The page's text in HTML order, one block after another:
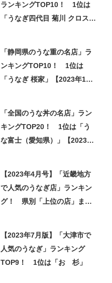
ランキングTOP10！ 1位は
「うなぎ四代目 菊川 クロスゲ
「静岡県のうな重の名店」ラ
ンキングTOP10！ 1位は
「うなぎ 桜家」【2023年10
「全国のうな丼の名店」ラン
キングTOP20！ 1位は「う
な富士（愛知県）」【2023年
【2023年4月号】「近畿地方
で人気のうなぎ店」ランキン
グ！ 県別「上位の店」まと
【2023年7月版】「大津市で
人気のうなぎ」ランキング
TOP9！ 1位は「おゝ杉」